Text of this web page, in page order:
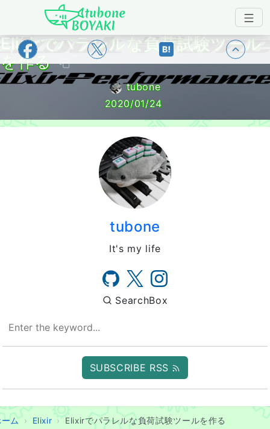
Japanese IT Developer's Blog tubone
Elixirでパラレルな負荷試験ツール
を作る
tubone
2020/01/24
tubone
It's my life
SearchBox
SUBSCRIBE RSS
ーム Elixir Elixirでパラレルな負荷試験ツールを作る
トップ